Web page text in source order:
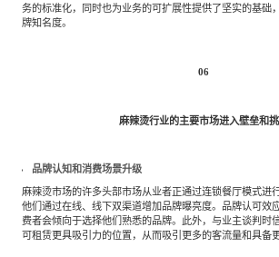
务的标准化，同时也为业务的可扩展性提供了坚实的基础
牌知名度。
06
麻辣烫行业的主要市场进入壁垒和
品牌认知和消费场景升级
麻辣烫市场的许多头部市场从业者正通过连锁餐厅模式进
他们通过在线、线下双渠道增加品牌曝亮度。品牌认可效
费者会倾向于选择他们熟悉的品牌。此外，与业主谈判时
可租赁更具吸引力的位置，从而吸引更多的客流量和具备